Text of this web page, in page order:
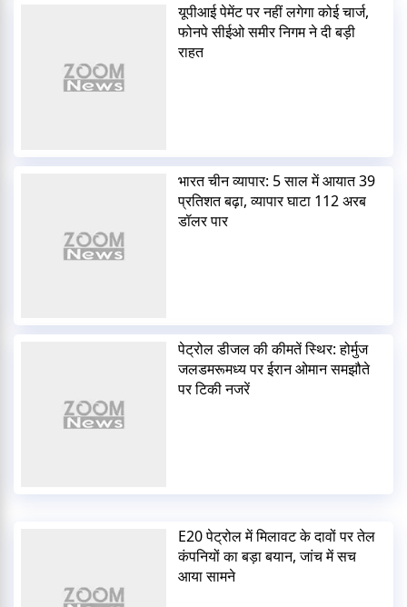
यूपीआई पेमेंट पर नहीं लगेगा कोई चार्ज,
फोनपे सीईओ समीर निगम ने दी बड़ी
राहत
भारत चीन व्यापार: 5 साल में आयात 39
प्रतिशत बढ़ा, व्यापार घाटा 112 अरब
डॉलर पार
पेट्रोल डीजल की कीमतें स्थिर: होर्मुज
जलडमरूमध्य पर ईरान ओमान समझौते
पर टिकी नजरें
E20 पेट्रोल में मिलावट के दावों पर तेल
कंपनियों का बड़ा बयान, जांच में सच
आया सामने